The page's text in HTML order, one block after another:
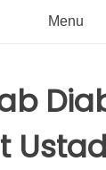
Menu